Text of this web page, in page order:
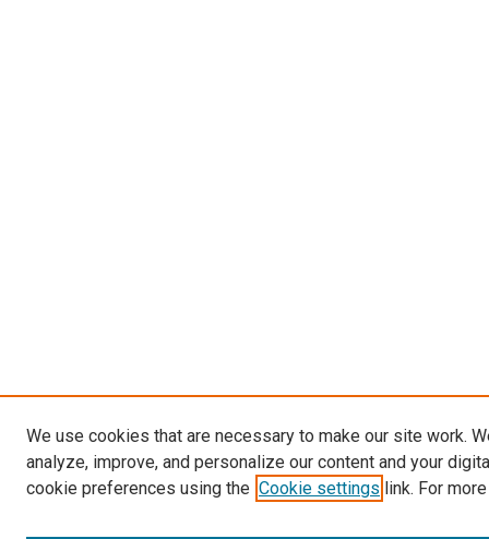
We use cookies that are necessary to make our site work.
analyze, improve, and personalize our content and your
cookie preferences using the Cookie settings link. For